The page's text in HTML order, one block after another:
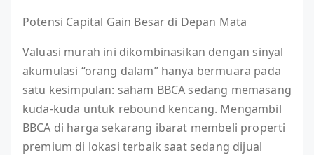
Potensi Capital Gain Besar di Depan Mata
Valuasi murah ini dikombinasikan dengan sinyal
akumulasi “orang dalam” hanya bermuara pada
satu kesimpulan: saham BBCA sedang memasang
kuda-kuda untuk rebound kencang. Mengambil
BBCA di harga sekarang ibarat membeli properti
premium di lokasi terbaik saat sedang dijual